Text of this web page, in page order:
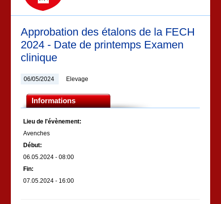
Approbation des étalons de la FECH
2024 - Date de printemps Examen
clinique
06/05/2024 Elevage
Informations
Lieu de l'évènement:
Avenches
Début:
06.05.2024 - 08:00
Fin:
07.05.2024 - 16:00